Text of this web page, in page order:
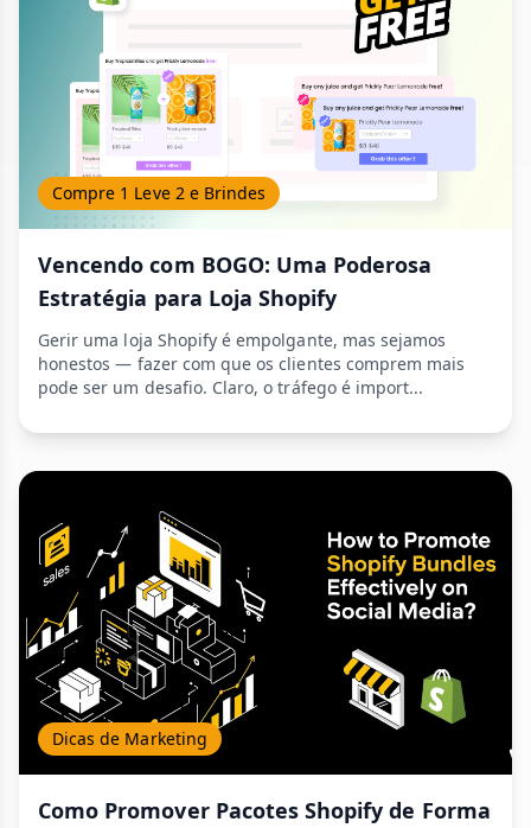
Compre 1 Leve 2 e Brindes
Vencendo com BOGO: Uma Poderosa
Estratégia para Loja Shopify
Gerir uma loja Shopify é empolgante, mas sejamos
honestos — fazer com que os clientes comprem mais
pode ser um desafio. Claro, o tráfego é import...
Dicas de Marketing
Como Promover Pacotes Shopify de Forma